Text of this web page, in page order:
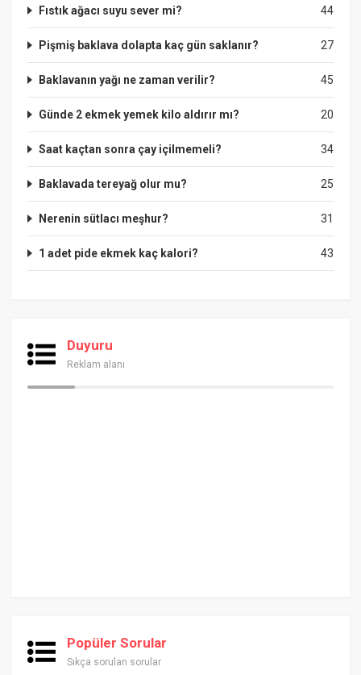
44
Fıstık ağacı suyu sever mi?
27
Pişmiş baklava dolapta kaç gün saklanır?
45
Baklavanın yağı ne zaman verilir?
20
Günde 2 ekmek yemek kilo aldırır mı?
34
Saat kaçtan sonra çay içilmemeli?
25
Baklavada tereyağ olur mu?
31
Nerenin sütlacı meşhur?
43
1 adet pide ekmek kaç kalori?
Duyuru
Reklam alanı
Popüler Sorular
Sıkça sorulan sorular